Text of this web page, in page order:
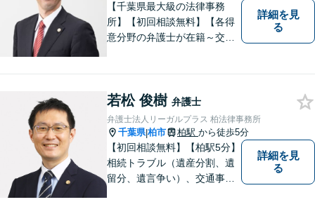
【千葉県最大級の法律事務
所】【初回相談無料】【各得
意分野の弁護士が在籍～交通
詳細を見
る
若松 俊樹 弁護士
弁護士法人リーガルプラス 柏法律事務所
千葉県|柏市 柏駅 から徒歩5分
【初回相談無料】【柏駅5分】
相続トラブル（遺産分割、遺
留分、遺言争い）、交通事故
詳細を見
る